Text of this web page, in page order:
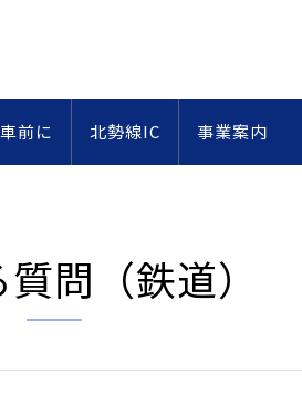
前に 北勢線IC 事業案内
問（鉄道）